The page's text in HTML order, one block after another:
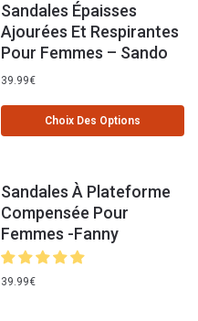
Sandales Épaisses
Ajourées Et Respirantes
Pour Femmes – Sando
39.99€
Choix Des Options
Sandales À Plateforme
Compensée Pour
Femmes -Fanny
39.99€